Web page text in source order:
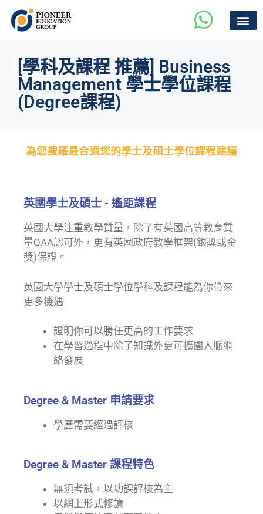
[學科及課程 推薦] Business
Management 學士學位課程
(Degree課程)
為您搜羅最合適您的學士及碩士學位課程建議
英國學士及碩士 - 遙距課程
英國大學注重教學質量，除了有英國高等教育質
量QAA認可外，更有英國政府教學框架(銀獎或金
獎)保證。
英國大學學士及碩士學位學科及課程能為你帶來
更多機遇
證明你可以勝任更高的工作要求
在學習過程中除了知識外更可擴闊人脈網
絡發展
Degree & Master 申請要求
學歷需要經過評核
Degree & Master 課程特色
無須考試，以功課評核為主
以網上形式修讀